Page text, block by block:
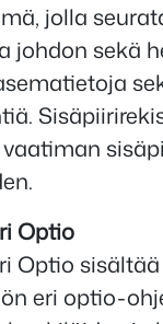
jolla
johdon sekä
Optio
Optio
eri optio-